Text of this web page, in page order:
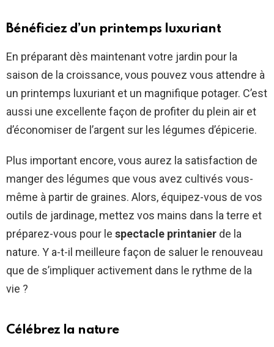
Bénéficiez d’un printemps luxuriant
En préparant dès maintenant votre jardin pour la
saison de la croissance, vous pouvez vous attendre à
un printemps luxuriant et un magnifique potager. C’est
aussi une excellente façon de profiter du plein air et
d’économiser de l’argent sur les légumes d’épicerie.
Plus important encore, vous aurez la satisfaction de
manger des légumes que vous avez cultivés vous-
même à partir de graines. Alors, équipez-vous de vos
outils de jardinage, mettez vos mains dans la terre et
préparez-vous pour le spectacle printanier de la
nature. Y a-t-il meilleure façon de saluer le renouveau
que de s’impliquer activement dans le rythme de la
vie ?
Célébrez la nature